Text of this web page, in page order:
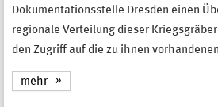
Dokumentationsstelle Dresden einen
regionale Verteilung dieser
den Zugriff auf die zu ihnen
mehr